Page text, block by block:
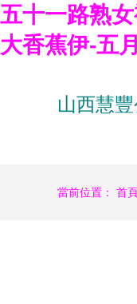
五十一路熟
大香蕉伊-五
山西慧
當前位置： 首